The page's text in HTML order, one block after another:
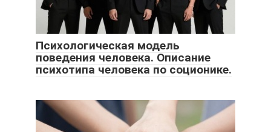
Психологическая модель
поведения человека. Описание
психотипа человека по соционике.